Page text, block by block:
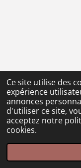
Ce site utilise des
expérience
annonces
d'utiliser ce site,
acceptez notre
cookies.